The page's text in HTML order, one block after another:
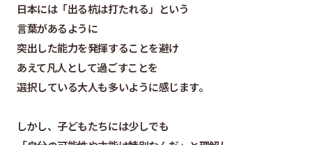
日本には「出る杭は打たれる」という
言葉があるように
突出した能力を発揮することを避け
あえて凡人として過ごすことを
選択している大人も多いように感じます。
しかし、子どもたちには少しでも